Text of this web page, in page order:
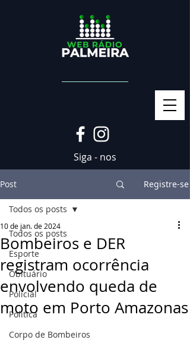
Siga - nos
Post Registre-se
Todos os posts
Esporte
Obituário
Policial
Politica
Corpo de Bombeiros
Todos os posts
Bombeiros e DER
registram ocorrência
envolvendo queda de
moto em Porto Amazonas
10 de jan. de 2024